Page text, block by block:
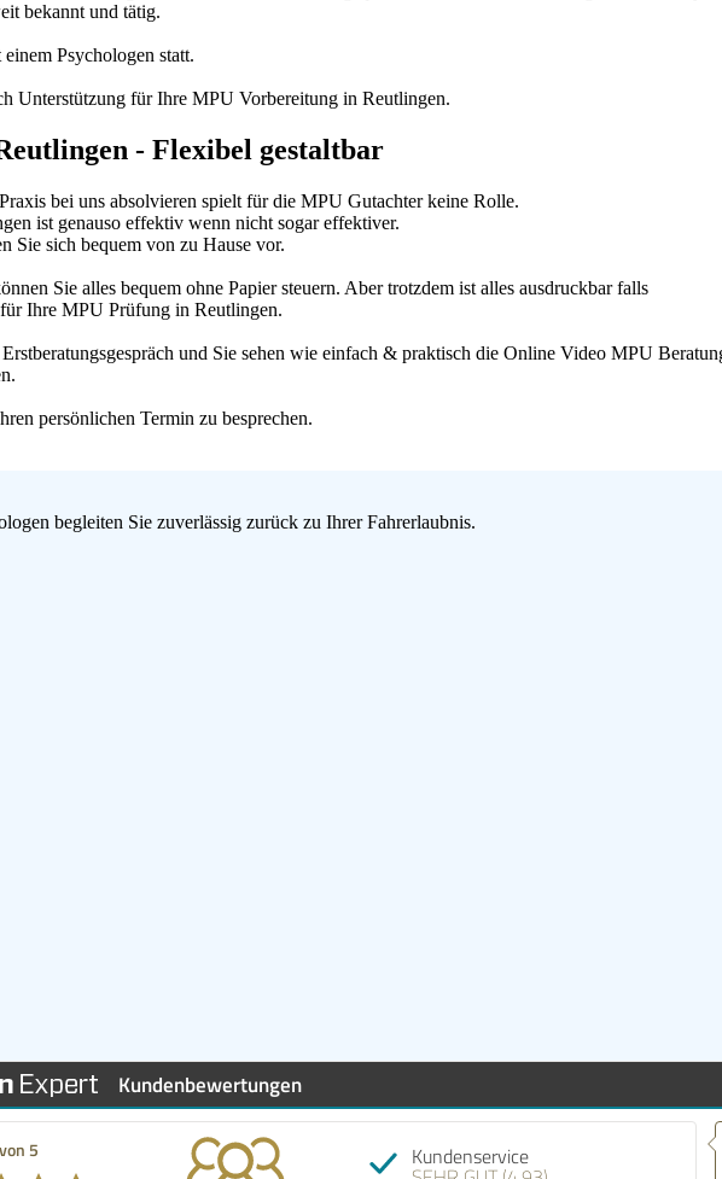
bekannt und tätig.
Psychologen statt.
Unterstützung für Ihre MPU Vorbereitung in Reutlingen.
- Flexibel gestaltbar
bei uns absolvieren spielt für die MPU Gutachter keine Rolle.
ist genauso effektiv wenn nicht sogar effektiver.
Sie sich bequem von zu Hause vor.
Sie alles bequem ohne Papier steuern. Aber trotzdem ist alles ausdruckbar falls
Ihre MPU Prüfung in Reutlingen.
und Sie sehen wie einfach & praktisch die Online Video MPU
persönlichen Termin zu besprechen.
begleiten Sie zuverlässig zurück zu Ihrer Fahrerlaubnis.
Kundenbewertungen
5 Kundenservice